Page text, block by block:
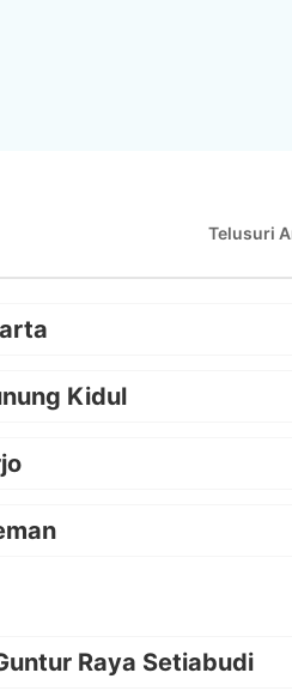
Telusuri
Kidul
Raya Setiabudi